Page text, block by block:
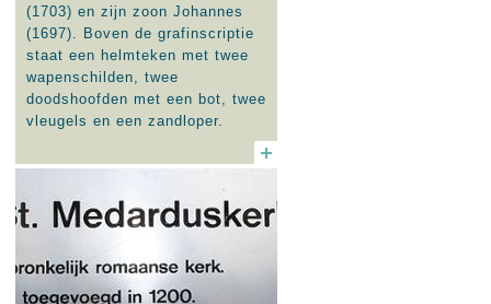
(1703) en zijn zoon Johannes
(1697). Boven de grafinscriptie
staat een helmteken met twee
wapenschilden, twee
doodshoofden met een bot, twee
vleugels en een zandloper.